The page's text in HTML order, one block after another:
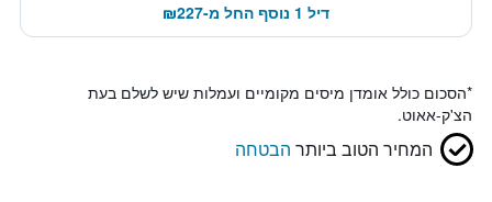
דיל 1 נוסף החל מ-₪227
*הסכום כולל אומדן מיסים מקומיים ועמלות שיש לשלם בעת
הצ'ק-אאוט.
המחיר הטוב ביותר הבטחה